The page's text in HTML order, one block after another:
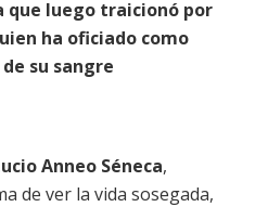
que luego traicionó por
ha oficiado como
su sangre
Anneo Séneca,
de ver la vida sosegada,